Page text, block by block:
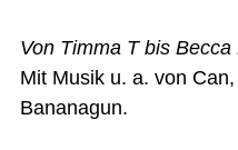
Von Timma T bis Becca
Mit Musik u. a. von
Bananagun.